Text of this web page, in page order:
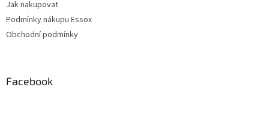
Jak nakupovat
Podmínky nákupu Essox
Obchodní podmínky
Facebook